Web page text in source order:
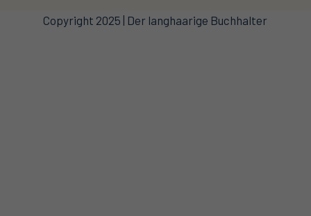
Copyright 2025 | Der langhaarige Buchhalter